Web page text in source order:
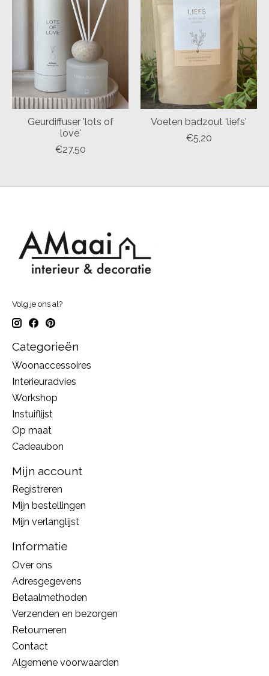
Geurdiffuser 'lots of
love'
€27,50
Voeten badzout 'liefs'
€5,20
Volg je ons al?
Categorieën
Woonaccessoires
Interieuradvies
Workshop
Instuiflijst
Op maat
Cadeaubon
Mijn account
Registreren
Mijn bestellingen
Mijn verlanglijst
Informatie
Over ons
Adresgegevens
Betaalmethoden
Verzenden en bezorgen
Retourneren
Contact
Algemene voorwaarden